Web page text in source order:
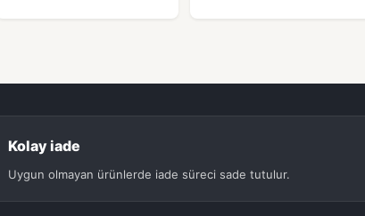
Kolay iade
Uygun olmayan ürünlerde iade süreci sade tutulur.